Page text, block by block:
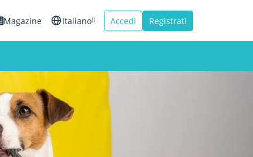
Magazine Italiano
Français
Accedi Registrati